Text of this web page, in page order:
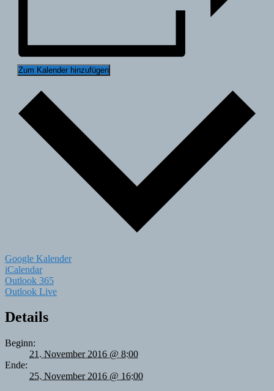
Zum Kalender hinzufügen
Google Kalender
iCalendar
Outlook 365
Outlook Live
Details
Beginn:
21. November 2016 @ 8:00
Ende:
25. November 2016 @ 16:00